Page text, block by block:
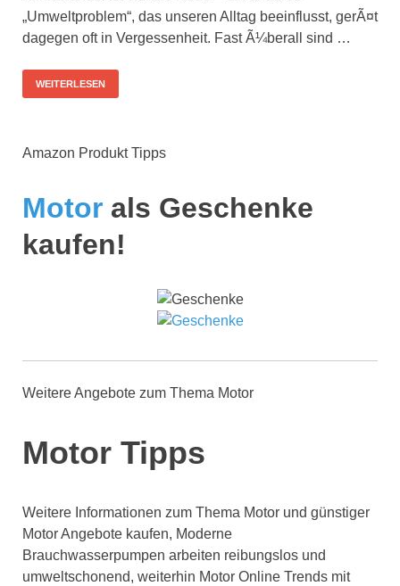
„Umweltproblem“, das unseren Alltag beeinflusst, gerÃ¤t
dagegen oft in Vergessenheit. Fast Ã¼berall sind …
WEITERLESEN
Amazon Produkt Tipps
Motor als Geschenke
kaufen!
Weitere Angebote zum Thema Motor
Motor Tipps
Weitere Informationen zum Thema Motor und günstiger
Motor Angebote kaufen, Moderne
Brauchwasserpumpen arbeiten reibungslos und
umweltschonend, weiterhin Motor Online Trends mit